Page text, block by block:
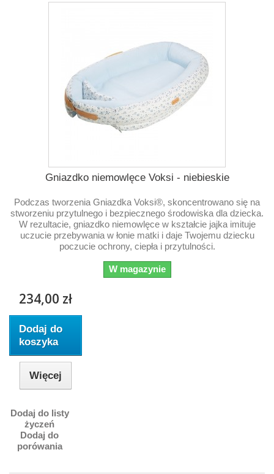
Gniazdko niemowlęce Voksi - niebieskie
Podczas tworzenia Gniazdka Voksi®, skoncentrowano się na
stworzeniu przytulnego i bezpiecznego środowiska dla dziecka.
W rezultacie, gniazdko niemowlęce w kształcie jajka imituje
uczucie przebywania w łonie matki i daje Twojemu dziecku
poczucie ochrony, ciepła i przytulności.
W magazynie
234,00 zł
Dodaj do
koszyka
Więcej
Dodaj do listy
życzeń
Dodaj do
porówania